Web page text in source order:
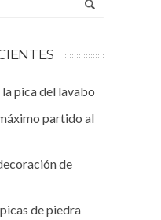
pica del lavabo
partido al
de
de piedra